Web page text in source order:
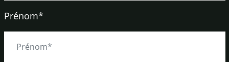
Prénom*